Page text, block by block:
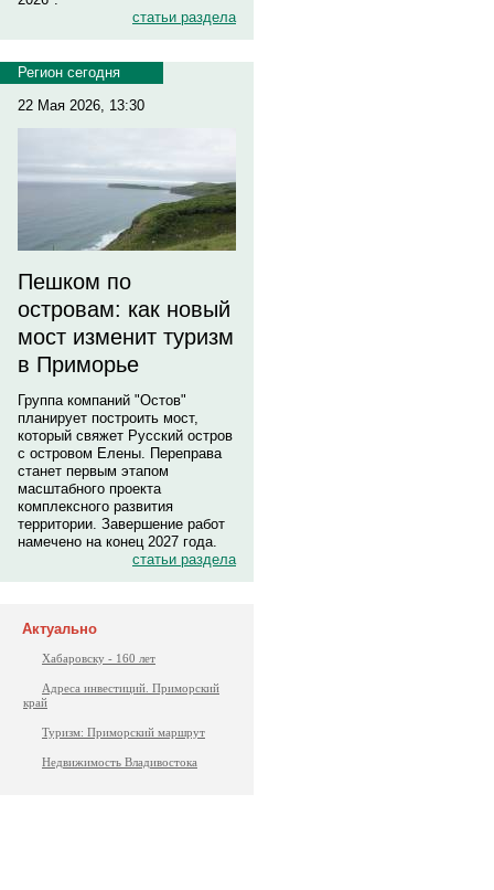
статьи раздела
Регион сегодня
22 Мая 2026, 13:30
Пешком по
островам: как новый
мост изменит туризм
в Приморье
Группа компаний "Остов"
планирует построить мост,
который свяжет Русский остров
с островом Елены. Переправа
станет первым этапом
масштабного проекта
комплексного развития
территории. Завершение работ
намечено на конец 2027 года.
статьи раздела
Актуально
Хабаровску - 160 лет
Адреса инвестиций. Приморский
край
Туризм: Приморский маршрут
Недвижимость Владивостока